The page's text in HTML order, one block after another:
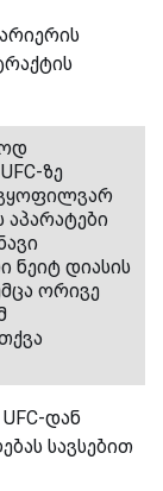
ზე
ვყოფილვარ
ნეიტ დიასის
ორივე
დან
სავსებით